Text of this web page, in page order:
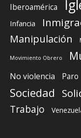
Iberoamérica
Infancia
Manipulación
Movimiento Obrero
No violencia
Paro
Sociedad
Trabajo